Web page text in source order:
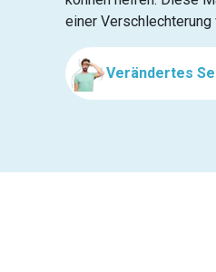
einer Verschlechterung
Verändertes